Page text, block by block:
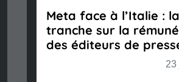
Meta face à l’Italie :
tranche sur la
des éditeurs de
23